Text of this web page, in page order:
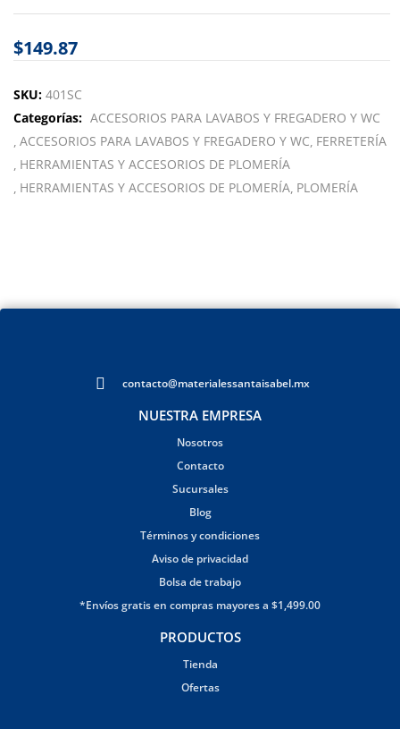
$149.87
SKU: 401SC
Categorías: ACCESORIOS PARA LAVABOS Y FREGADERO Y WC
ACCESORIOS PARA LAVABOS Y FREGADERO Y WC FERRETERÍA
HERRAMIENTAS Y ACCESORIOS DE PLOMERÍA
HERRAMIENTAS Y ACCESORIOS DE PLOMERÍA PLOMERÍA
contacto@materialessantaisabel.mx
NUESTRA EMPRESA
Nosotros
Contacto
Sucursales
Blog
Términos y condiciones
Aviso de privacidad
Bolsa de trabajo
*Envíos gratis en compras mayores a $1,499.00
PRODUCTOS
Tienda
Ofertas